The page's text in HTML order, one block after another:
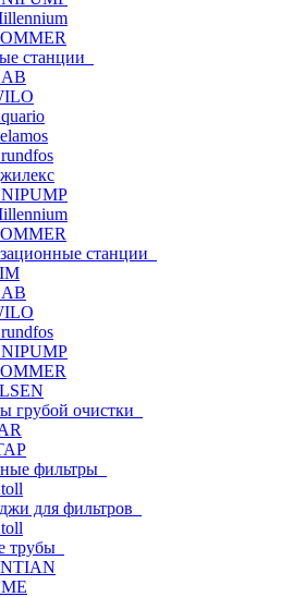
станции
станции
грубой очистки
фильтры
для фильтров
трубы